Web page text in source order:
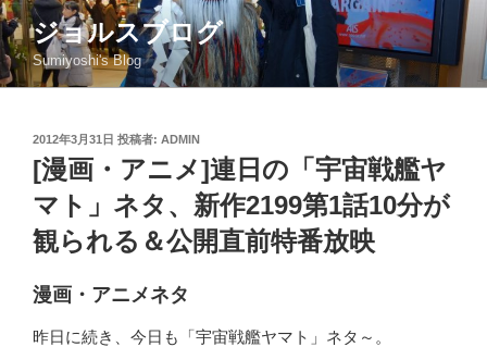
コ
ン
テ
ン
ジョルスブログ
Sumiyoshi's Blog
投
稿
日:
2012年3月31日 投稿者: ADMIN
[漫画・アニメ]連日の「宇宙戦艦ヤ
マト」ネタ、新作2199第1話10分が
観られる＆公開直前特番放映
漫画・アニメネタ
昨日に続き、今日も「宇宙戦艦ヤマト」ネタ～。